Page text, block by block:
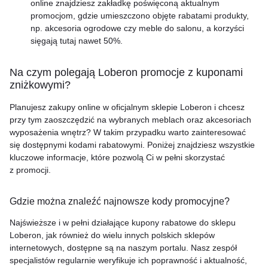
online znajdziesz zakładkę poświęconą aktualnym
promocjom, gdzie umieszczono objęte rabatami produkty,
np. akcesoria ogrodowe czy meble do salonu, a korzyści
sięgają tutaj nawet 50%.
Na czym polegają Loberon promocje z kuponami
zniżkowymi?
Planujesz zakupy online w oficjalnym sklepie Loberon i chcesz
przy tym zaoszczędzić na wybranych meblach oraz akcesoriach
wyposażenia wnętrz? W takim przypadku warto zainteresować
się dostępnymi kodami rabatowymi. Poniżej znajdziesz wszystkie
kluczowe informacje, które pozwolą Ci w pełni skorzystać
z promocji.
Gdzie można znaleźć najnowsze kody promocyjne?
Najświeższe i w pełni działające kupony rabatowe do sklepu
Loberon, jak również do wielu innych polskich sklepów
internetowych, dostępne są na naszym portalu. Nasz zespół
specjalistów regularnie weryfikuje ich poprawność i aktualność,